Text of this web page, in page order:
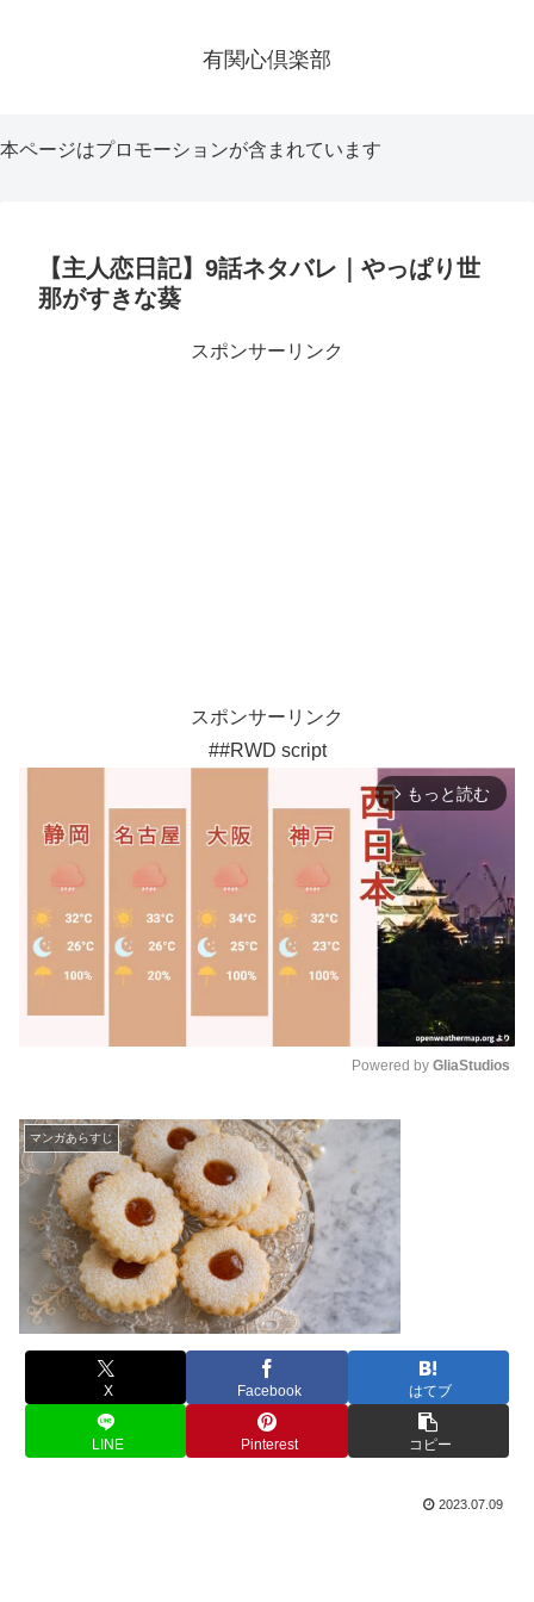
有関心倶楽部
本ページはプロモーションが含まれています
【主人恋日記】9話ネタバレ｜やっぱり世
那がすきな葵
スポンサーリンク
スポンサーリンク
##RWD script
arrow_forward_ios もっと読む
Powered by GliaStudios
マンガあらすじ
X Facebook はてブ
LINE Pinterest コピー
2023.07.09